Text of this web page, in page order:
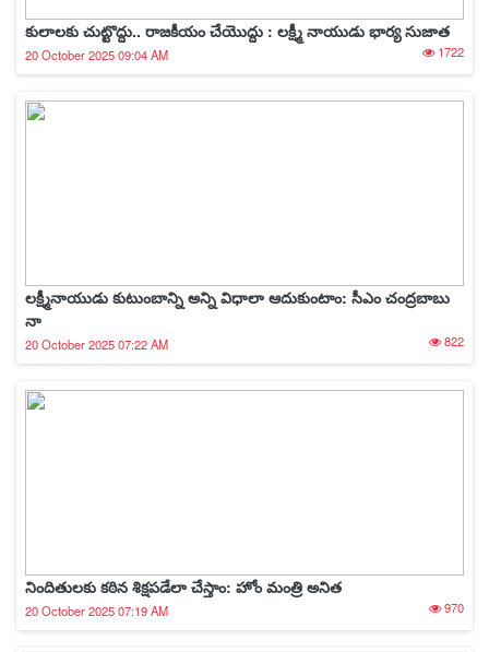
కులాలకు చుట్టొద్దు.. రాజకీయం చేయొద్దు : లక్ష్మీ నాయుడు భార్య సుజాత
20 October 2025 09:04 AM 1722
లక్ష్మీనాయుడు కుటుంబాన్ని అన్ని విధాలా ఆదుకుంటాం: సీఎం చంద్రబాబు
నా
20 October 2025 07:22 AM 822
నిందితులకు కఠిన శిక్షపడేలా చేస్తాం: హోం మంత్రి అనిత
20 October 2025 07:19 AM 970